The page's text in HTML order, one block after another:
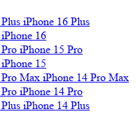
iPhone 16 Plus
iPhone 16
iPhone 15 Pro
iPhone 15
iPhone 14 Pro Max
iPhone 14 Pro
iPhone 14 Plus